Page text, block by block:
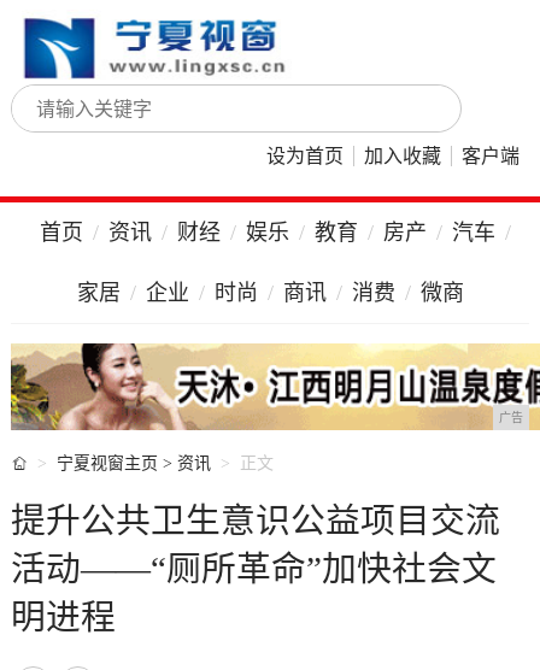
设为首页 加入收藏 客户端
首页 资讯 财经 娱乐 教育 房产 汽车
家居 企业 时尚 商讯 消费 微商
广告
 宁夏视窗主页 > 资讯 正文
提升公共卫生意识公益项目交流
活动——“厕所革命”加快社会文
明进程